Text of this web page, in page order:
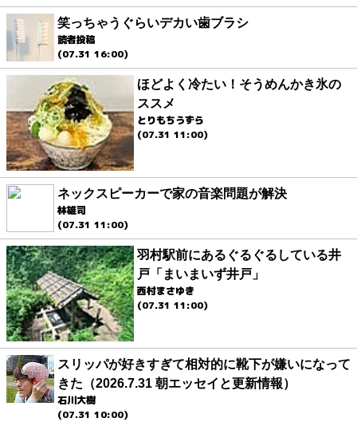
笑っちゃうぐらいデカい歯ブラシ
読者投稿
(07.31 16:00)
ほどよく冷たい！そうめんかき氷の
ススメ
とりもちうずら
(07.31 11:00)
ネックスピーカーで家の音楽問題が解決
林雄司
(07.31 11:00)
羽村駅前にあるぐるぐるしている井
戸「まいまいず井戸」
西村まさゆき
(07.31 11:00)
スリッパが好きすぎて相対的に靴下が嫌いになって
きた（2026.7.31 朝エッセイと更新情報）
石川大樹
(07.31 10:00)